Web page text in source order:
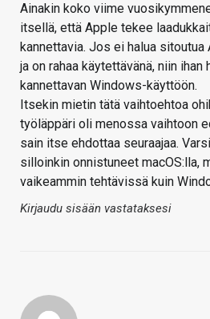
Ainakin koko viime
itsellä, että Apple tekee
kannettavia. Jos ei halua
ja on rahaa käytettävänä, niin
kannettavan Windows-käyttöön.
Itsekin mietin tätä vaihtoehtoa
työläppäri oli menossa vaihtoon
sain itse ehdottaa seuraajaa.
silloinkin onnistuneet macOS:lla,
vaikeammin tehtävissä kuin
Kirjaudu sisään vastataksesi